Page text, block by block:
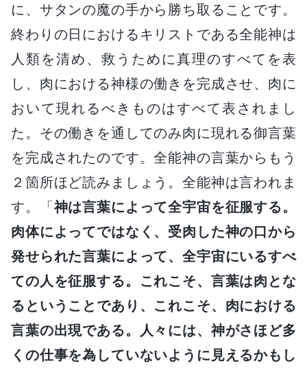
に、サタンの魔の手から勝ち取ることです。
終わりの日におけるキリストである全能神は
人類を清め、救うために真理のすべてを表
し、肉における神様の働きを完成させ、肉に
おいて現れるべきものはすべて表されまし
た。その働きを通してのみ肉に現れる御言葉
を完成されたのです。全能神の言葉からもう
２箇所ほど読みましょう。全能神は言われま
す。「神は言葉によって全宇宙を征服する。
肉体によってではなく、受肉した神の口から
発せられた言葉によって、全宇宙にいるすべ
ての人を征服する。これこそ、言葉は肉とな
るということであり、これこそ、肉における
言葉の出現である。人々には、神がさほど多
くの仕事を為していないように見えるかもし